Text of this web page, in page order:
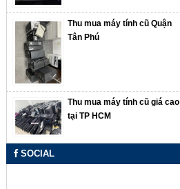
Thu mua máy tính cũ Quận
Tân Phú
Thu mua máy tính cũ giá cao
tại TP HCM
SOCIAL